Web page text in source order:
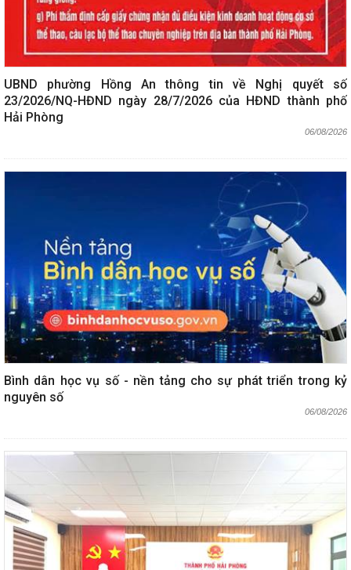
UBND phường Hồng An thông tin về Nghị quyết số
23/2026/NQ-HĐND ngày 28/7/2026 của HĐND thành phố
Hải Phòng
06/08/2026
Bình dân học vụ số - nền tảng cho sự phát triển trong kỷ
nguyên số
06/08/2026